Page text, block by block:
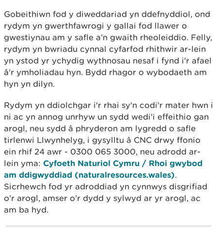
Gobeithiwn fod y diweddariad yn ddefnyddiol, ond
rydym yn gwerthfawrogi y gallai fod llawer o
gwestiynau am y safle a’n gwaith rheoleiddio. Felly,
rydym yn bwriadu cynnal cyfarfod rhithwir ar-lein
yn ystod yr ychydig wythnosau nesaf i fynd i'r afael
â'r ymholiadau hyn. Bydd rhagor o wybodaeth am
hyn yn dilyn.
Rydym yn ddiolchgar i'r rhai sy'n codi'r mater hwn i
ni ac yn annog unrhyw un sydd wedi'i effeithio gan
arogl, neu sydd â phryderon am lygredd o safle
tirlenwi Llwynhelyg, i gysylltu â CNC drwy ffonio
ein rhif 24 awr - 0300 065 3000, neu adrodd ar-
lein yma: Cyfoeth Naturiol Cymru / Rhoi gwybod
am ddigwyddiad (naturalresources.wales).
Sicrhewch fod yr adroddiad yn cynnwys disgrifiad
o’r arogl, amser o’r dydd y sylwyd ar yr arogl, ac
am ba hyd.